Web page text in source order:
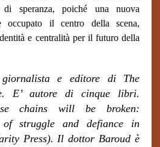
speranza, poiché una nuova
occupato il centro della scena,
e centralità per il futuro della
e editore di The
E’ autore di cinque libri.
chains will be broken:
of struggle and defiance in
Press). Il dottor Baroud è